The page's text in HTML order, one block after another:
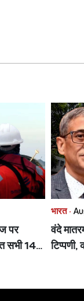
पर
सभी 14
भारत ·
वंदे